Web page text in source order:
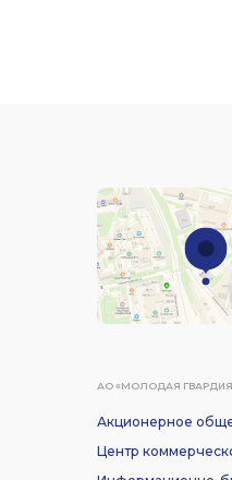
АО «МОЛОДАЯ
Акционерное
Центр